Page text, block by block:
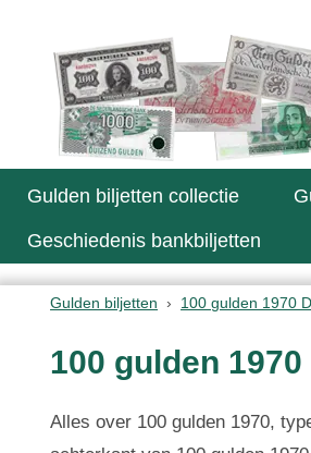
Gulden biljetten collectie
Geschiedenis bankbiljetten
Gulden biljetten 100 gulden 1970
100 gulden
Alles over 100 gulden 1970,